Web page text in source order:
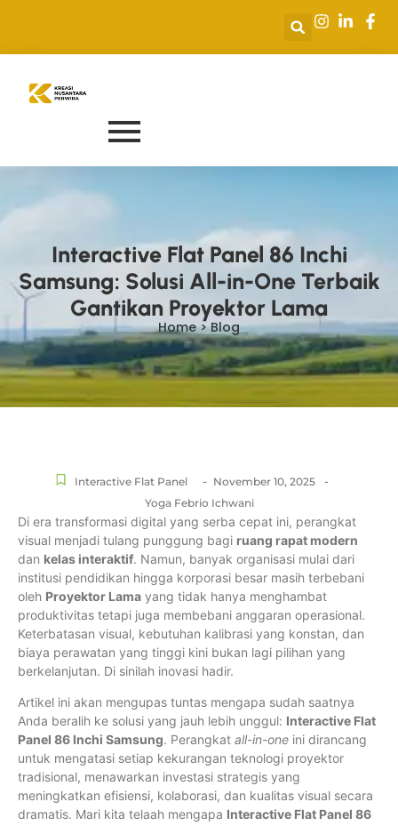
Interactive Flat Panel 86 Inchi
Samsung: Solusi All-in-One Terbaik
Gantikan Proyektor Lama
Home > Blog
Interactive Flat Panel - November 10, 2025 -
Yoga Febrio Ichwani
Di era transformasi digital yang serba cepat ini, perangkat
visual menjadi tulang punggung bagi ruang rapat modern
dan kelas interaktif. Namun, banyak organisasi mulai dari
institusi pendidikan hingga korporasi besar masih terbebani
oleh Proyektor Lama yang tidak hanya menghambat
produktivitas tetapi juga membebani anggaran operasional.
Keterbatasan visual, kebutuhan kalibrasi yang konstan, dan
biaya perawatan yang tinggi kini bukan lagi pilihan yang
berkelanjutan. Di sinilah inovasi hadir.
Artikel ini akan mengupas tuntas mengapa sudah saatnya
Anda beralih ke solusi yang jauh lebih unggul: Interactive Flat
Panel 86 Inchi Samsung. Perangkat all-in-one ini dirancang
untuk mengatasi setiap kekurangan teknologi proyektor
tradisional, menawarkan investasi strategis yang
meningkatkan efisiensi, kolaborasi, dan kualitas visual secara
dramatis. Mari kita telaah mengapa Interactive Flat Panel 86